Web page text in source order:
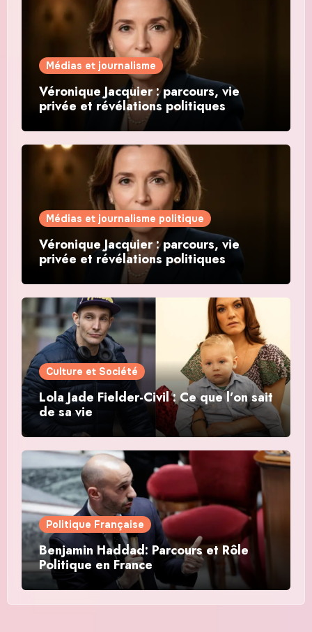
Médias et journalisme
Véronique Jacquier : parcours, vie
privée et révélations politiques
Médias et journalisme politique
Véronique Jacquier : parcours, vie
privée et révélations politiques
Culture et Société
Lola Jade Fielder-Civil : Ce que l’on sait
de sa vie
Politique Française
Benjamin Haddad: Parcours et Rôle
Politique en France